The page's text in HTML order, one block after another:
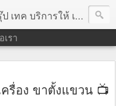
ตอร์ ทีวีจอแบน จอทัชสกรีน ตู้คีออส วีดีโอวอล และอุปกรณ์อื่น ๆ บริการให้เช่าเป็น รายวัน
เรา
รื่อง ขาตั้งแขวน 📺